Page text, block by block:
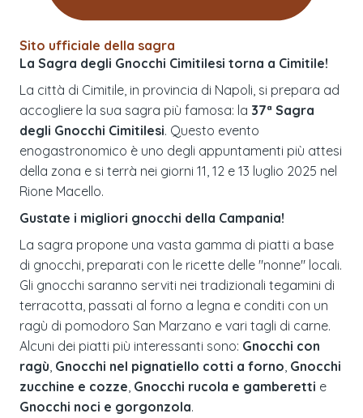
Sito ufficiale della sagra
La Sagra degli Gnocchi Cimitilesi torna a Cimitile!
La città di Cimitile, in provincia di Napoli, si prepara ad
accogliere la sua sagra più famosa: la 37ª Sagra
degli Gnocchi Cimitilesi. Questo evento
enogastronomico è uno degli appuntamenti più attesi
della zona e si terrà nei giorni 11, 12 e 13 luglio 2025 nel
Rione Macello.
Gustate i migliori gnocchi della Campania!
La sagra propone una vasta gamma di piatti a base
di gnocchi, preparati con le ricette delle "nonne" locali.
Gli gnocchi saranno serviti nei tradizionali tegamini di
terracotta, passati al forno a legna e conditi con un
ragù di pomodoro San Marzano e vari tagli di carne.
Alcuni dei piatti più interessanti sono: Gnocchi con
ragù Gnocchi nel pignatiello cotti a forno Gnocchi
zucchine e cozze Gnocchi rucola e gamberetti e
Gnocchi noci e gorgonzola.